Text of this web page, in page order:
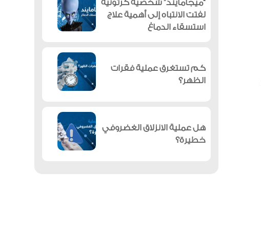
“ميجامايند” شخصية كرتونية
لفتت الانتباه إلى أهمية علاج
استسقاء الدماغ
كم تستغرق عملية فقرات
الظهر؟
هل عملية الانزلاق الغضروفي
خطيرة؟